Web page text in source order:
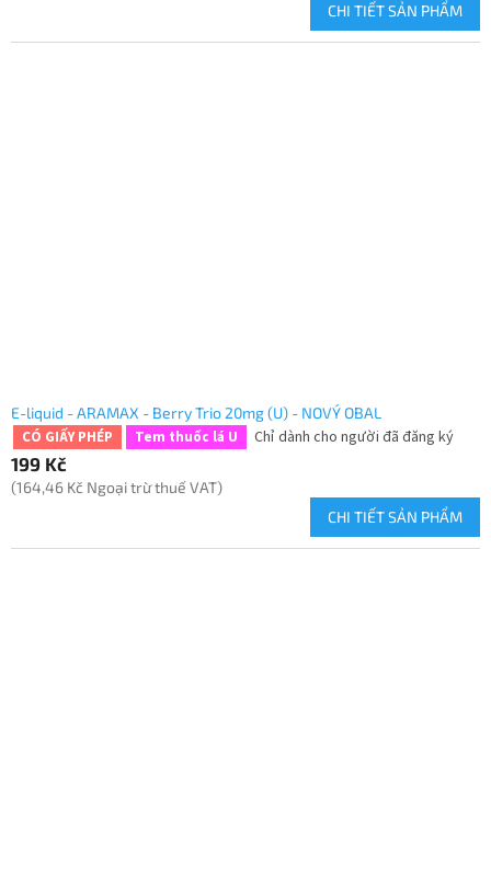
CHI TIẾT SẢN PHẨM
E-liquid - ARAMAX - Berry Trio 20mg (U) - NOVÝ OBAL
CÓ GIẤY PHÉP Tem thuốc lá U
Chỉ dành cho người đã đăng ký
199 Kč
(164,46 Kč Ngoại trừ thuế VAT)
CHI TIẾT SẢN PHẨM